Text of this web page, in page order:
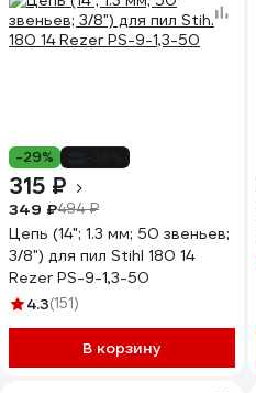
-29%
315 ₽
349 ₽494 ₽
Цепь (14"; 1.3 мм; 50 звеньев;
3/8") для пил Stihl 180 14
Rezer PS-9-1,3-50
4.3(151)
В корзину